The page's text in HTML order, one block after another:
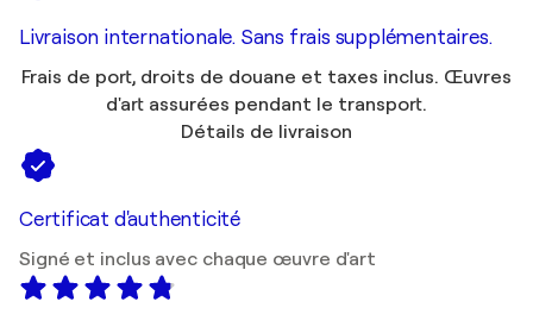
Livraison internationale. Sans frais supplémentaires.
Frais de port, droits de douane et taxes inclus. Œuvres
d'art assurées pendant le transport.
Détails de livraison
Certificat d'authenticité
Signé et inclus avec chaque œuvre d'art